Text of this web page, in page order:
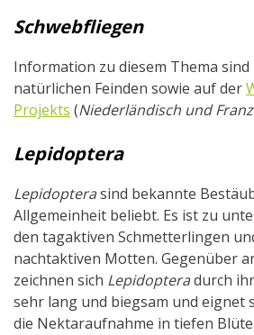
Schwebfliegen
Information zu diesem Thema sind
natürlichen Feinden sowie auf der
Projekts (Niederländisch und
Lepidoptera
Lepidopterasind bekannte
Allgemeinheit beliebt. Es ist zu
den tagaktiven Schmetterlingen
nachtaktiven Motten. Gegenüber
zeichnen sich Lepidopteradurch
sehr lang und biegsam und eignet
die Nektaraufnahme in tiefen